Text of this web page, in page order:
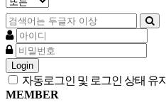
Login
자동로그인 및 로그인 상태 유지
MEMBER